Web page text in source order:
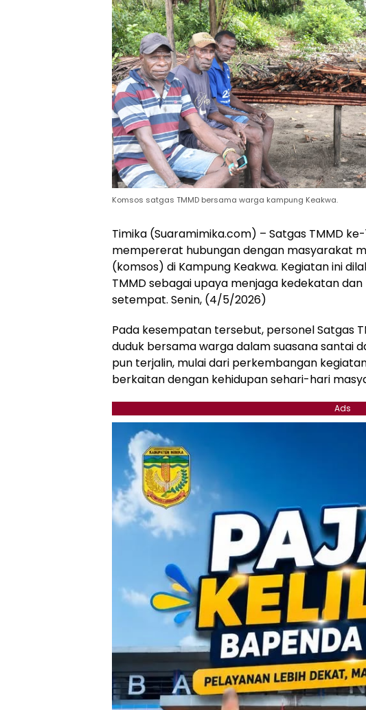
Komsos satgas TMMD bersama warga kampung Keakwa.
Timika (Suaramimika.com) – Satgas TMMD
mempererat hubungan dengan masyarakat
(komsos) di Kampung Keakwa. Kegiatan ini
TMMD sebagai upaya menjaga kedekatan
setempat. Senin, (4/5/2026)
Pada kesempatan tersebut, personel Satgas
duduk bersama warga dalam suasana santai
pun terjalin, mulai dari perkembangan
berkaitan dengan kehidupan sehari-hari
Ads